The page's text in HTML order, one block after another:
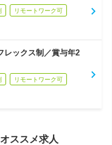
リモートワーク可
レックス制／賞与年2
リモートワーク可
ススメ求人